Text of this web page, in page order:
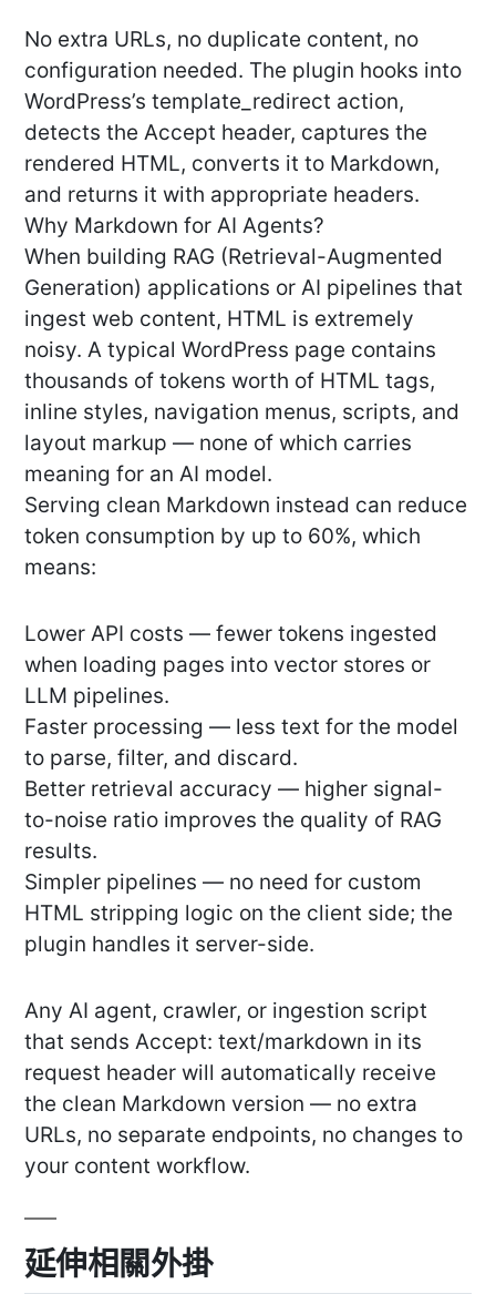
No extra URLs, no duplicate content, no
configuration needed. The plugin hooks into
WordPress’s template_redirect action,
detects the Accept header, captures the
rendered HTML, converts it to Markdown,
and returns it with appropriate headers.
Why Markdown for AI Agents?
When building RAG (Retrieval-Augmented
Generation) applications or AI pipelines that
ingest web content, HTML is extremely
noisy. A typical WordPress page contains
thousands of tokens worth of HTML tags,
inline styles, navigation menus, scripts, and
layout markup — none of which carries
meaning for an AI model.
Serving clean Markdown instead can reduce
token consumption by up to 60%, which
means:
Lower API costs — fewer tokens ingested
when loading pages into vector stores or
LLM pipelines.
Faster processing — less text for the model
to parse, filter, and discard.
Better retrieval accuracy — higher signal-
to-noise ratio improves the quality of RAG
results.
Simpler pipelines — no need for custom
HTML stripping logic on the client side; the
plugin handles it server-side.
Any AI agent, crawler, or ingestion script
that sends Accept: text/markdown in its
request header will automatically receive
the clean Markdown version — no extra
URLs, no separate endpoints, no changes to
your content workflow.
延伸相關外掛